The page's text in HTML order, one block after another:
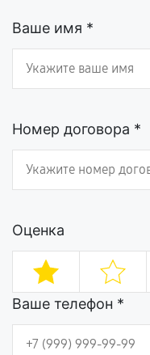
Ваше имя *
Номер договора *
Оценка
Ваше телефон *